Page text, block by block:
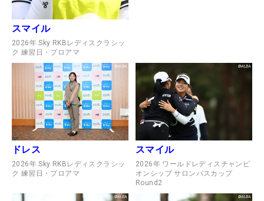
スマイル
2026年 Sky RKBレディスクラシッ
ク 練習日・プロアマ
ドレス
2026年 Sky RKBレディスクラシッ
ク 練習日・プロアマ
スマイル
2026年 ワールドレディスチャンピ
オンシップ サロンパスカップ
Round2